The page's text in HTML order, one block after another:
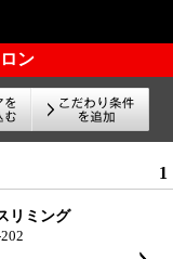
ン
1
リミング